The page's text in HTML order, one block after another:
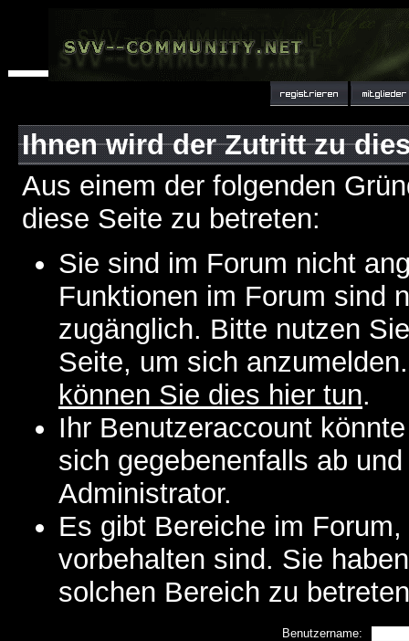
Ihnen wird der Zutritt zu
Aus einem der folgenden
diese Seite zu betreten:
Sie sind im Forum nicht
Funktionen im Forum sind
zugänglich. Bitte nutzen
Seite, um sich
können Sie dies hier tun.
Ihr Benutzeraccount
sich gegebenenfalls ab
Administrator.
Es gibt Bereiche im
vorbehalten sind. Sie
solchen Bereich zu
Benutzername: